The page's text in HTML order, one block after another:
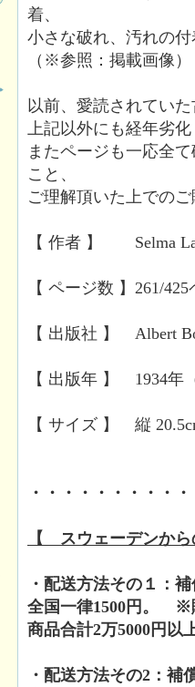
着、
小さな破れ、汚れの
（※参照：掲載画像）
以前、愛読されてい
上記以外にも経年劣
またページも一応全
こと、
ご理解頂いた上での
【 作者 】 Selma
【 ページ数 】261/
【 出版社 】 Albert
【 出版年 】 1934年
【 サイズ 】 縦
・・・・・・・・・
【 スウェーデンか
・配送方法その１：
全国一律1500円。 ※
商品合計2万5000円以
・配送方法その2：補